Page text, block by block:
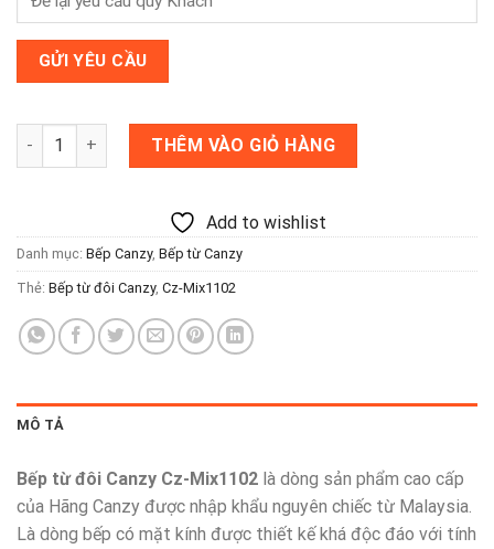
Bếp từ đôi Canzy Cz-Mix1102 (Made in Malaysia) số lượng
THÊM VÀO GIỎ HÀNG
Add to wishlist
Danh mục: Bếp Canzy, Bếp từ Canzy
Thẻ: Bếp từ đôi Canzy, Cz-Mix1102
MÔ TẢ
Bếp từ đôi Canzy Cz-Mix1102 là dòng sản phẩm cao cấp
của Hãng Canzy được nhập khẩu nguyên chiếc từ Malaysia.
Là dòng bếp có mặt kính được thiết kế khá độc đáo với tính